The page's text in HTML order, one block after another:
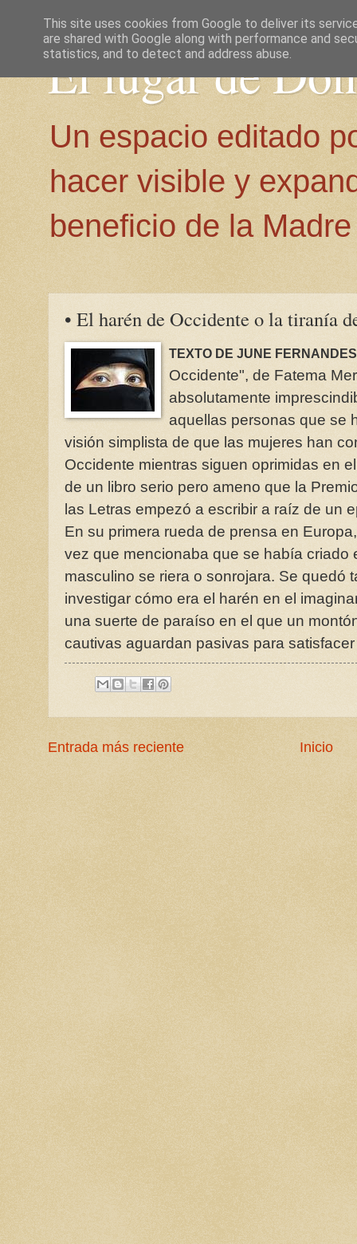
El lugar de
Un espacio editado
hacer visible y
beneficio de la
• El harén de Occidente o la tiranía
TEXTO DE JUNE
Occidente", de Fatema
absolutamente
aquellas personas que se
visión simplista de que las mujeres han
Occidente mientras siguen oprimidas en
de un libro serio pero ameno que la
las Letras empezó a escribir a raíz de un
En su primera rueda de prensa en
vez que mencionaba que se había criado
masculino se riera o sonrojara. Se quedó
investigar cómo era el harén en el
una suerte de paraíso en el que un
cautivas aguardan pasivas para
Entrada más reciente Inicio
This site uses cookies from Google to deliver its
are shared with Google along with performance and
statistics, and to detect and address abuse.